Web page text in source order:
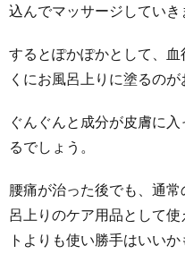
込んでマッサージしていき
するとぽかぽかとして、
くにお風呂上りに塗るのが
ぐんぐんと成分が皮膚に
るでしょう。
腰痛が治った後でも、通
呂上りのケア用品として
トよりも使い勝手はいいか